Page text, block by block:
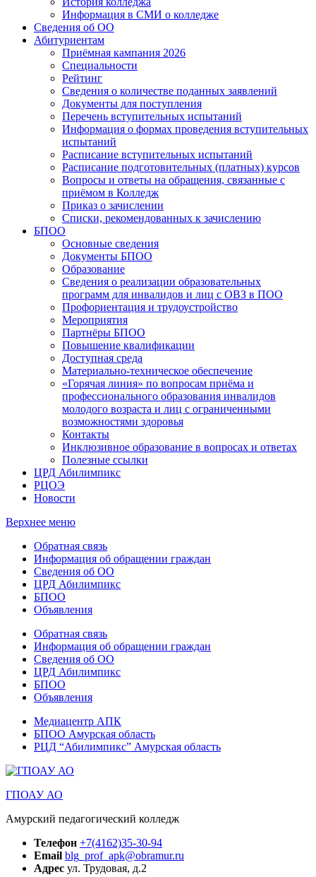
Информация в СМИ о колледже
Сведения об ОО
Абитуриентам
Приёмная кампания 2026
Специальности
Рейтинг
Сведения о количестве поданных заявлений
Документы для поступления
Перечень вступительных испытаний
Информация о формах проведения вступительных
испытаний
Расписание вступительных испытаний
Расписание подготовительных (платных) курсов
Вопросы и ответы на обращения, связанные с
приёмом в Колледж
Приказ о зачислении
Списки, рекомендованных к зачислению
БПОО
Основные сведения
Документы БПОО
Образование
Сведения о реализации образовательных
программ для инвалидов и лиц с ОВЗ в ПОО
Профориентация и трудоустройство
Мероприятия
Партнёры БПОО
Повышение квалификации
Доступная среда
Материально-техническое обеспечение
«Горячая линия» по вопросам приёма и
профессионального образования инвалидов
молодого возраста и лиц с ограниченными
возможностями здоровья
Контакты
Инклюзивное образование в вопросах и ответах
Полезные ссылки
ЦРД Абилимпикс
РЦОЭ
Новости
Верхнее меню
Обратная связь
Информация об обращении граждан
Сведения об ОО
ЦРД Абилимпикс
БПОО
Объявления
Обратная связь
Информация об обращении граждан
Сведения об ОО
ЦРД Абилимпикс
БПОО
Объявления
Медиацентр АПК
БПОО Амурская область
РЦД “Абилимпикс” Амурская область
ГПОАУ АО
Амурский педагогический колледж
Телефон +7(4162)35-30-94
Email blg_prof_apk@obramur.ru
Адрес ул. Трудовая, д.2